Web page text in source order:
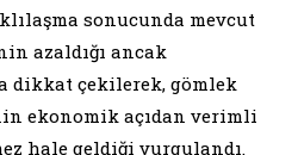
sonucunda mevcut
azaldığı ancak
dikkat çekilerek, gömlek
ekonomik açıdan verimli
hale geldiği vurgulandı.